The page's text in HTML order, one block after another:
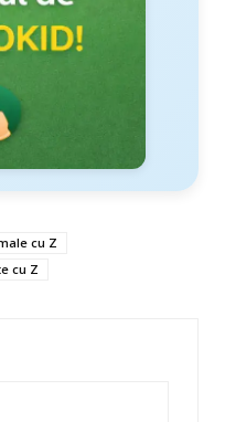
cu Z
cu Z